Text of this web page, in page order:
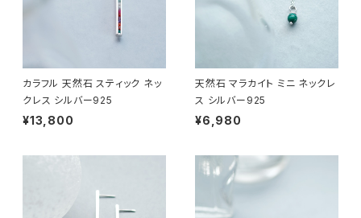
カラフル 天然石 スティック ネッ
クレス シルバー925
¥13,800
天然石 マラカイト ミニ ネックレ
ス シルバー925
¥6,980